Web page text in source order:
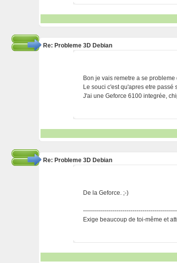
Re: Probleme 3D Debian
Bon je vais remetre a se
Le souci c'est qu'apres etre
J'ai une Geforce 6100 integrée,
Re: Probleme 3D Debian
De la Geforce. ;-)
Exige beaucoup de toi-même et